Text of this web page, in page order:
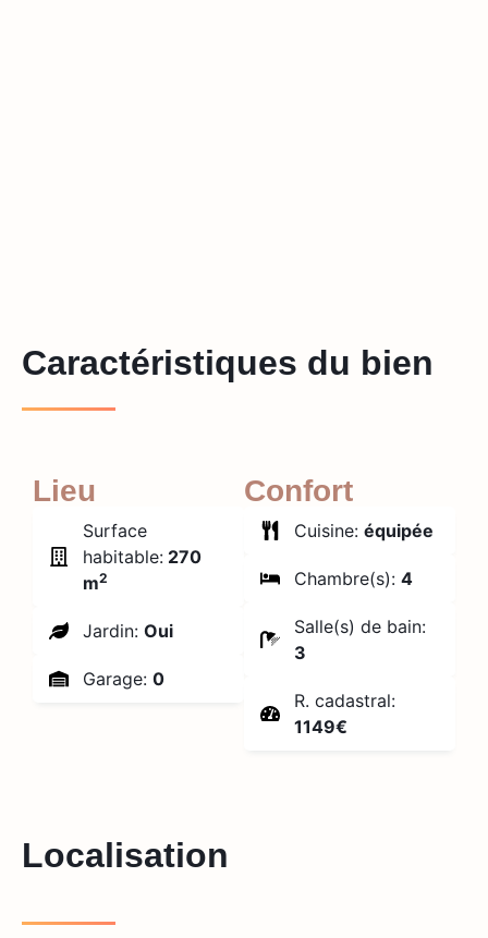
Caractéristiques du bien
Lieu
Surface
habitable: 270
m2
Jardin: Oui
Garage: 0
Confort
Cuisine: équipée
Chambre(s): 4
Salle(s) de bain:
3
R. cadastral:
1149€
Localisation